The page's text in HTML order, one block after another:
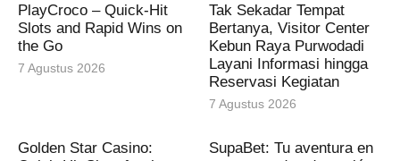
PlayCroco – Quick‑Hit
Slots and Rapid Wins on
the Go
7 Agustus 2026
Tak Sekadar Tempat
Bertanya, Visitor Center
Kebun Raya Purwodadi
Layani Informasi hingga
Reservasi Kegiatan
7 Agustus 2026
Golden Star Casino:
SupaBet: Tu aventura en